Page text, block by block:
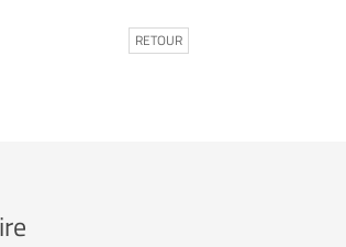
RETOUR